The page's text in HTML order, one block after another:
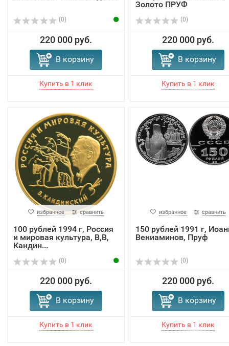
(0)
220 000 руб.
В корзину
Золото ПРУФ
(0)
220 000 руб.
В корзину
избранное сравнить
100 рублей 1994 г, Россия
и мировая культура, В,В,
Кандин...
(0)
220 000 руб.
В корзину
избранное сравнить
150 рублей 1991 г,
Вениаминов, Пруф
(0)
220 000 руб.
В корзину